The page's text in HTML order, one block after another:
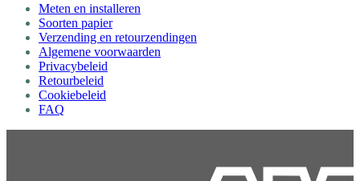
Meten en installeren
Soorten papier
Verzending en retourzendingen
Algemene voorwaarden
Privacybeleid
Retourbeleid
Cookiebeleid
FAQ